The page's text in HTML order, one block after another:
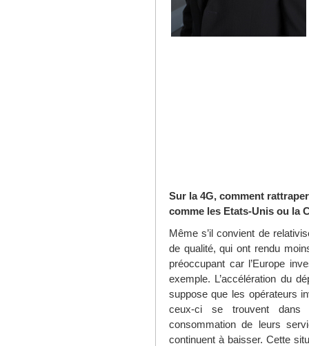
Sur la 4G, comment
comme les Etats-Unis ou la
Même s’il convient de
de qualité, qui ont rendu
préoccupant car l’Europe
exemple. L’accélération du
suppose que les opérateurs
ceux-ci se trouvent
consommation de leurs
continuent à baisser. Cette